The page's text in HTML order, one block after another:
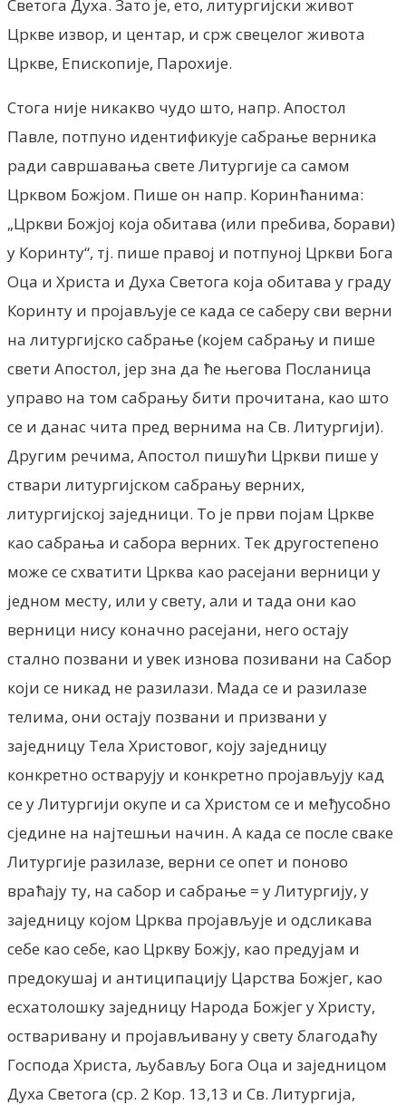
Светога Духа. Зато je, ето, литургијски живот
Цркве извор, и центар, и срж свецелог живота
Цркве, Епископије, Парохије.
Стога није никакво чудо што, напр. Апостол
Павле, потпуно идентификује сабрање верника
ради савршавања свете Литургије са самом
Црквом Божјом. Пише он напр. Коринћанима:
„Цркви Божјој која обитава (или пребива, борави)
у Коринту“, тј. пише правој и потпуној Цркви Бога
Оца и Христа и Духа Светога која обитава у граду
Коринту и пројављује се када се саберу сви верни
на литургијско сабрање (којем сабрању и пише
свети Апостол, јер зна да ћe његова Посланица
управо на том сабрању бити прочитана, као што
се и данас чита пред вернима на Св. Литургији).
Другим речима, Апостол пишући Цркви пише у
ствари литургијском сабрању верних,
литургијској заједници. То je први појам Цркве
као сабрања и сабора верних. Тек другостепено
може се схватити Црква као расејани верници у
једном месту, или у свету, али и тада они као
верници нису коначно расејани, него остају
стално позвани и увек изнова позивани на Сабор
који се никад не разилази. Мада се и разилазе
телима, они остају позвани и призвани у
заједницу Тела Христовог, коју заједницу
конкретно остварују и конкретно пројављују кад
се у Литургији окупе и са Христом се и међусобно
сједине на најтешњи начин. А када се после сваке
Литургије разилазе, верни се опет и поново
враћају ту, на сабор и сабрање = у Литургију, у
заједницу којом Црква пројављује и одсликава
себе као себе, као Цркву Божју, као предујам и
предокушај и антиципацију Царства Божјег, као
есхатолошку заједницу Народа Божјег у Христу,
остваривану и пројављивану у свету благодаћу
Господа Христа, љубављу Бога Оца и заједницом
Духа Светога (ср. 2 Кор. 13,13 и Св. Литургија,